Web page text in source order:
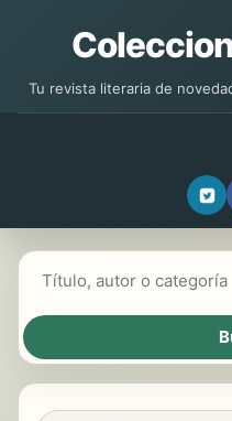
Tu revista literaria de